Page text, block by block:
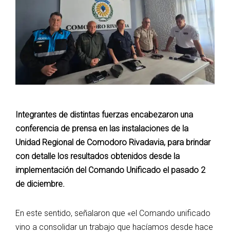
Integrantes de distintas fuerzas encabezaron una
conferencia de prensa en las instalaciones de la
Unidad Regional de Comodoro Rivadavia, para brindar
con detalle los resultados obtenidos desde la
implementación del Comando Unificado el pasado 2
de diciembre.
En este sentido, señalaron que «el Comando unificado
vino a consolidar un trabajo que hacíamos desde hace